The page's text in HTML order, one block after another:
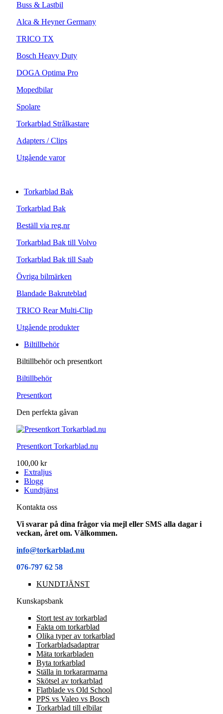
Buss & Lastbil
Alca & Heyner Germany
TRICO TX
Bosch Heavy Duty
DOGA Optima Pro
Mopedbilar
Spolare
Torkarblad Strålkastare
Adapters / Clips
Utgående varor
Torkarblad Bak
Torkarblad Bak
Beställ via reg.nr
Torkarblad Bak till Volvo
Torkarblad Bak till Saab
Övriga bilmärken
Blandade Bakruteblad
TRICO Rear Multi-Clip
Utgående produkter
Biltillbehör
Biltillbehör och presentkort
Biltillbehör
Presentkort
Den perfekta gåvan
Presentkort Torkarblad.nu
100,00 kr
Extraljus
Blogg
Kundtjänst
Kontakta oss
Vi svarar på dina frågor via mejl eller SMS alla dagar i
veckan, året om. Välkommen.
info@torkarblad.nu
076-797 62 58
KUNDTJÄNST
Kunskapsbank
Stort test av torkarblad
Fakta om torkarblad
Olika typer av torkarblad
Torkarbladsadaptrar
Mäta torkarbladen
Byta torkarblad
Ställa in torkararmarna
Skötsel av torkarblad
Flatblade vs Old School
PPS vs Valeo vs Bosch
Torkarblad till elbilar